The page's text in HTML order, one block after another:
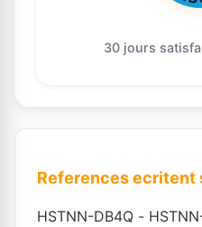
30 jours
References ecritent
HSTNN-DB4Q -